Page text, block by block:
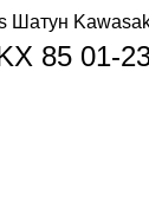
Шатун
85 01-